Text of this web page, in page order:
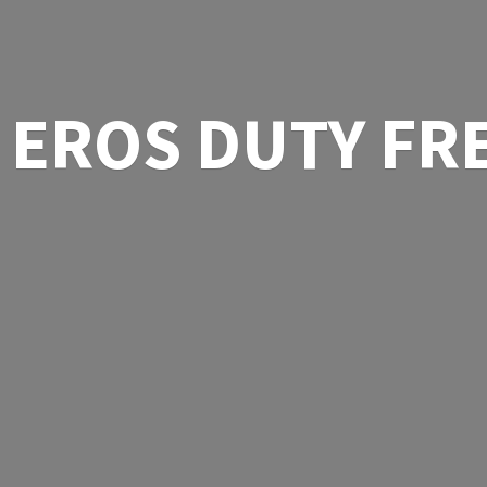
EROS DUTY